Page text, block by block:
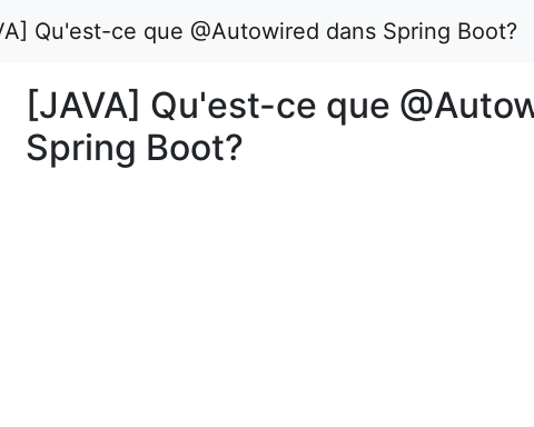
Qu'est-ce que @Autowired dans Spring Boot?
[JAVA] Qu'est-ce que
Spring Boot?